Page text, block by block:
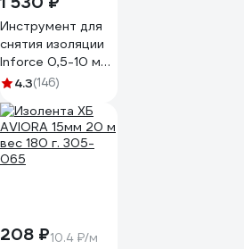
Инструмент для
снятия изоляции
Inforce 0,5-10 мм2
06-19-14
4.3(146)
208 ₽10.4 ₽/м